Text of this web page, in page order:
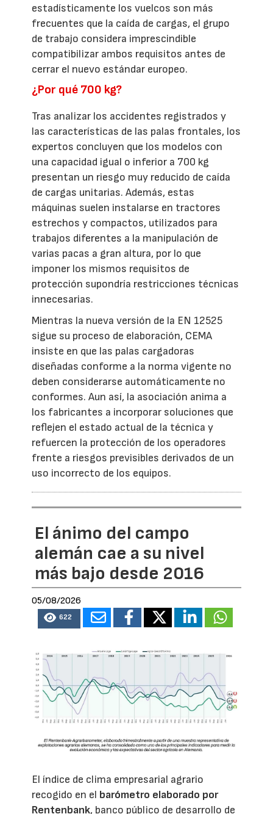
estadísticamente los vuelcos son más
frecuentes que la caída de cargas, el grupo
de trabajo considera imprescindible
compatibilizar ambos requisitos antes de
cerrar el nuevo estándar europeo.
¿Por qué 700 kg?
Tras analizar los accidentes registrados y
las características de las palas frontales, los
expertos concluyen que los modelos con
una capacidad igual o inferior a 700 kg
presentan un riesgo muy reducido de caída
de cargas unitarias. Además, estas
máquinas suelen instalarse en tractores
estrechos y compactos, utilizados para
trabajos diferentes a la manipulación de
varias pacas a gran altura, por lo que
imponer los mismos requisitos de
protección supondría restricciones técnicas
innecesarias.
Mientras la nueva versión de la EN 12525
sigue su proceso de elaboración, CEMA
insiste en que las palas cargadoras
diseñadas conforme a la norma vigente no
deben considerarse automáticamente no
conformes. Aun así, la asociación anima a
los fabricantes a incorporar soluciones que
reflejen el estado actual de la técnica y
refuercen la protección de los operadores
frente a riesgos previsibles derivados de un
uso incorrecto de los equipos.
El ánimo del campo
alemán cae a su nivel
más bajo desde 2016
05/08/2026
622
El índice de clima empresarial agrario
recogido en el barómetro elaborado por
Rentenbank, banco público de desarrollo de